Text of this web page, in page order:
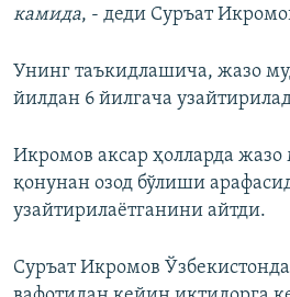
камида, - деди Суръат
Унинг таъкидлашича, жазо
йилдан 6 йилгача
Икромов аксар ҳолларда
қонунан озод бўлиши
узайтирилаётганини айтди.
Суръат Икромов